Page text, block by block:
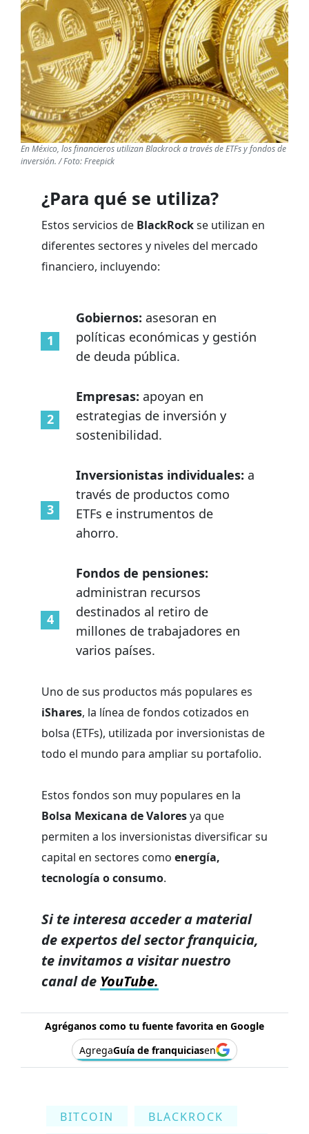
En México, los financieros utilizan Blackrock a través de ETFs y fondos de
inversión. / Foto: Freepick
¿Para qué se utiliza?
Estos servicios de BlackRockse utilizan en
diferentes sectores y niveles del mercado
financiero, incluyendo:
Gobiernos: asesoran en
políticas económicas y gestión
de deuda pública.
Empresas: apoyan en
estrategias de inversión y
sostenibilidad.
Inversionistas individuales: a
través de productos como
ETFs e instrumentos de
ahorro.
Fondos de pensiones:
administran recursos
destinados al retiro de
millones de trabajadores en
varios países.
Uno de sus productos más populares es
iShares, la línea de fondos cotizados en
bolsa (ETFs), utilizada por inversionistas de
todo el mundo para ampliar su portafolio.
Estos fondos son muy populares en la
Bolsa Mexicana de Valoresya que
permiten a los inversionistas diversificar su
capital en sectores como energía,
tecnología o consumo.
Si te interesa acceder a material
de expertos del sector franquicia,
te invitamos a visitar nuestro
canal de YouTube.
Agréganos como tu fuente favorita en Google
AgregaGuía de franquiciasen
BITCOIN BLACKROCK